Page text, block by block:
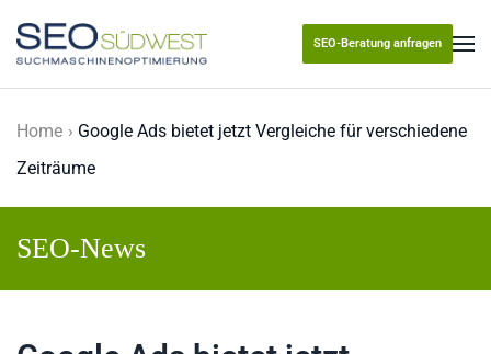
Skip to main content
SEO-Beratung anfragen
Home
Google Ads bietet jetzt Vergleiche für verschiedene
Zeiträume
SEO-News